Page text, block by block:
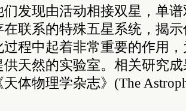
们发现由活动相接双星，单
在联系的特殊五星系统，揭
过程中起着非常重要的作用
供天然的实验室。相关研究
体物理学杂志》(The